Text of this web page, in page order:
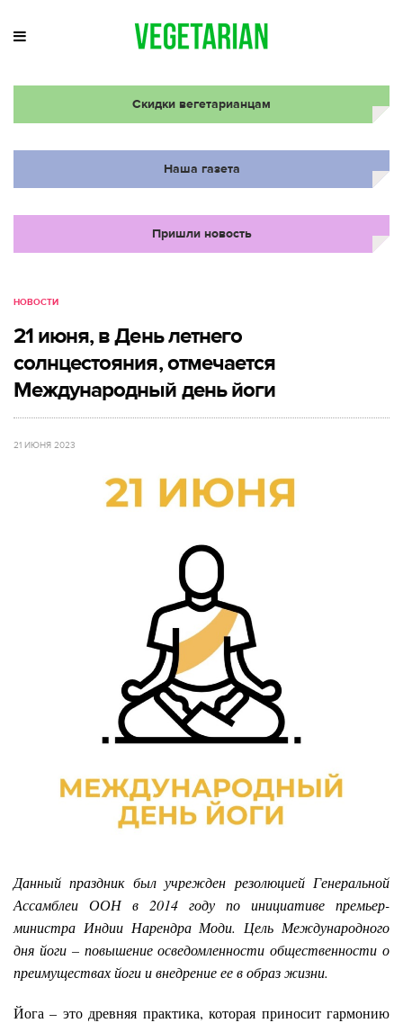
Скидки вегетарианцам
Наша газета
Пришли новость
НОВОСТИ
21 июня, в День летнего
солнцестояния, отмечается
Международный день йоги
21 ИЮНЯ 2023
Данный праздник был учрежден резолюцией Генеральной
Ассамблеи ООН в 2014 году по инициативе премьер-
министра Индии Нарендра Моди. Цель Международного
дня йоги – повышение осведомленности общественности о
преимуществах йоги и внедрение ее в образ жизни.
Йога – это древняя практика, которая приносит гармонию